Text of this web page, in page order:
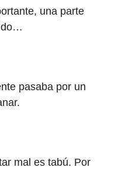
una parte
pasaba por un
mal es tabú. Por